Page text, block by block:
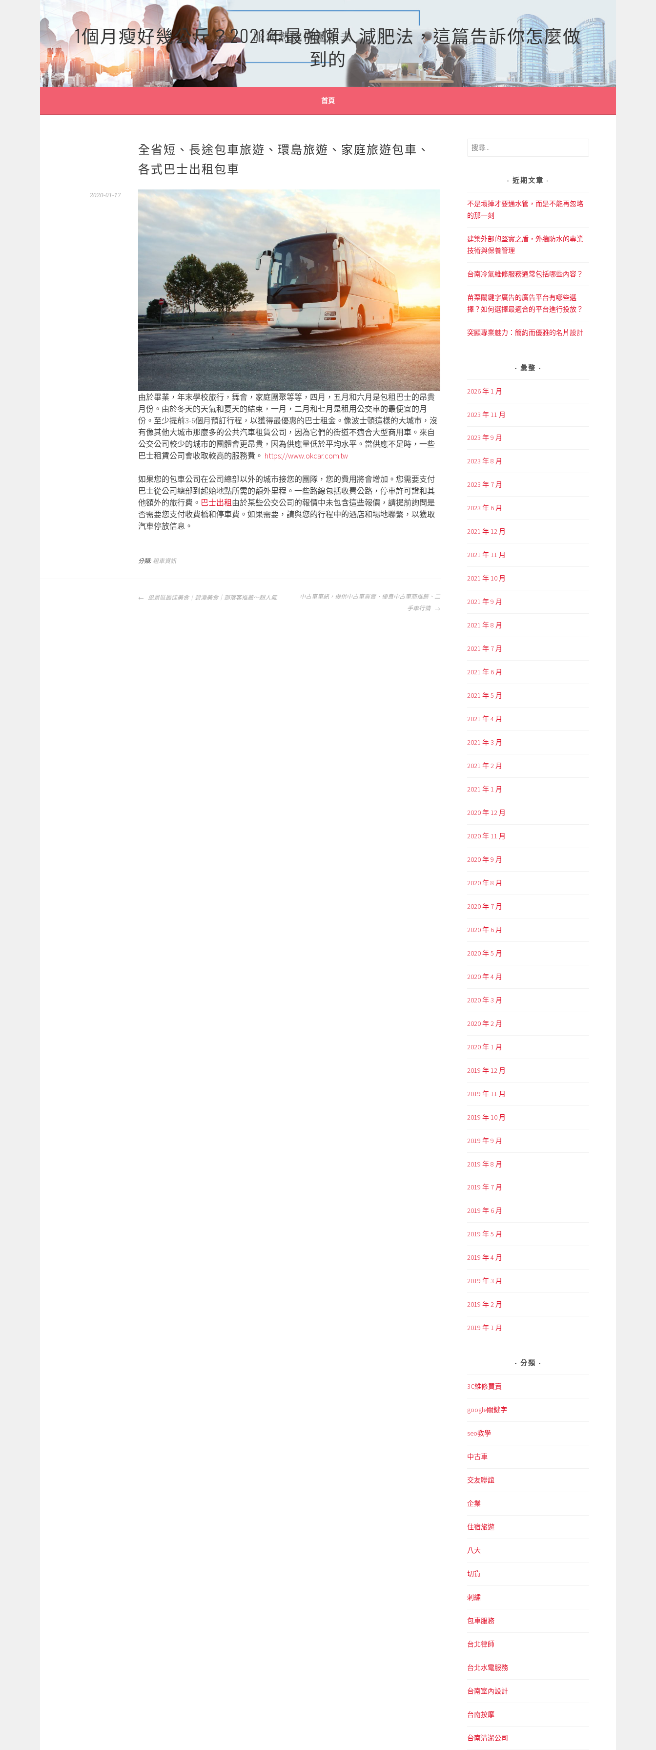
至
要
內
容
1個月瘦好幾公斤？2021年最強懶人減肥法，這篇告訴你怎麼做
到的
首頁
全省短、長途包車旅遊、環島旅遊、家庭旅遊包車、
各式巴士出租包車
2020-01-17
由於畢業，年末學校旅行，舞會，家庭團聚等等，四月，五月和六月是包租巴士的昂貴
月份。由於冬天的天氣和夏天的結束，一月，二月和七月是租用公交車的最便宜的月
份。至少提前3-6個月預訂行程，以獲得最優惠的巴士租金。像波士頓這樣的大城市，沒
有像其他大城市那麼多的公共汽車租賃公司，因為它們的街道不適合大型商用車。來自
公交公司較少的城市的團體會更昂貴，因為供應量低於平均水平。當供應不足時，一些
巴士租賃公司會收取較高的服務費。 https://www.okcar.com.tw
如果您的包車公司在公司總部以外的城市接您的團隊，您的費用將會增加。您需要支付
巴士從公司總部到起始地點所需的額外里程。一些路線包括收費公路，停車許可證和其
他額外的旅行費。 巴士出租由於某些公交公司的報價中未包含這些報價，請提前詢問是
否需要您支付收費橋和停車費。如果需要，請與您的行程中的酒店和場地聯繫，以獲取
汽車停放信息。
分類: 租車資訊
文風景區最佳美食｜碧潭美食｜部落客推薦～超人氣
中古車車訊，提供中古車買賣、優良中古車商推薦、二
手車行情
搜
近期文章
不是壞掉才要通水管，而是不能再忽略
的那一刻
建築外部的堅實之盾，外牆防水的專業
技術與保養管理
台南冷氣維修服務通常包括哪些內容？
苗栗關鍵字廣告的廣告平台有哪些選
擇？如何選擇最適合的平台進行投放？
突顯專業魅力：簡約而優雅的名片設計
彙整
2026 年 1 月
2023 年 11 月
2023 年 9 月
2023 年 8 月
2023 年 7 月
2023 年 6 月
2021 年 12 月
2021 年 11 月
2021 年 10 月
2021 年 9 月
2021 年 8 月
2021 年 7 月
2021 年 6 月
2021 年 5 月
2021 年 4 月
2021 年 3 月
2021 年 2 月
2021 年 1 月
2020 年 12 月
2020 年 11 月
2020 年 9 月
2020 年 8 月
2020 年 7 月
2020 年 6 月
2020 年 5 月
2020 年 4 月
2020 年 3 月
2020 年 2 月
2020 年 1 月
2019 年 12 月
2019 年 11 月
2019 年 10 月
2019 年 9 月
2019 年 8 月
2019 年 7 月
2019 年 6 月
2019 年 5 月
2019 年 4 月
2019 年 3 月
2019 年 2 月
2019 年 1 月
分類
3C維修買賣
google關鍵字
seo教學
中古車
交友聯誼
企業
住宿旅遊
八大
切貨
刺繡
包車服務
台北律師
台北水電服務
台南室內設計
台南按摩
台南清潔公司